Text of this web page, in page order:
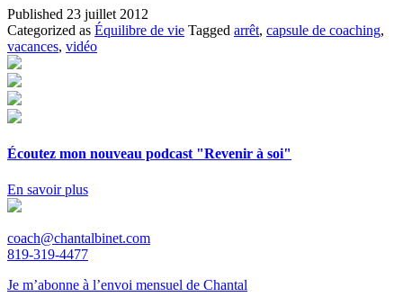
Published 23 juillet 2012
Categorized as Équilibre de vie Tagged arrêt, capsule de coaching,
vacances, vidéo
Écoutez mon nouveau podcast "Revenir à soi"
En savoir plus
coach@chantalbinet.com
819-319-4477
Je m’abonne à l’envoi mensuel de Chantal